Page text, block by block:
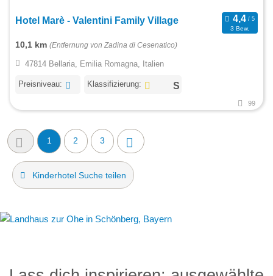
Hotel Marè - Valentini Family Village
3 Bew.
10,1 km (Entfernung von Zadina di Cesenatico)
47814 Bellaria, Emilia Romagna, Italien
Preisniveau: Klassifizierung:
99
1 2 3
Kinderhotel Suche teilen